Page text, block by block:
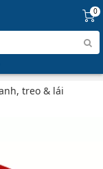
0
treo & lái